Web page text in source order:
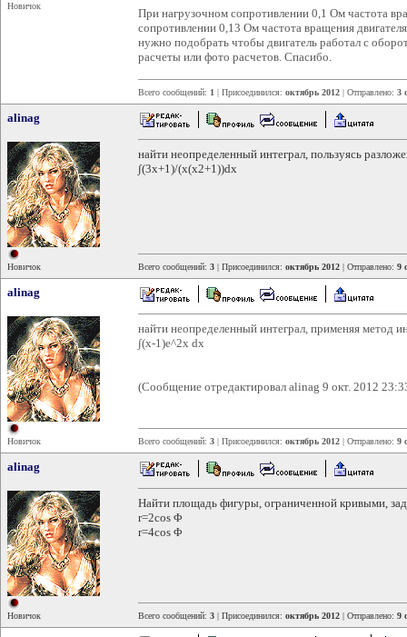
Новичок
При нагрузочном сопротивлении 0,1 Ом частота
сопротивлении 0,13 Ом частота вращения
нужно подобрать чтобы двигатель работал с
расчеты или фото расчетов. Спасибо.
Всего сообщений: 1 | Присоединился: октябрь 2012 | Отправлено: 3
alinag
Новичок
найти неопределенный интеграл, пользуясь
∫(3x+1)/(x(x2+1))dx
Всего сообщений: 3 | Присоединился: октябрь 2012 | Отправлено: 9
alinag
Новичок
найти неопределенный интеграл, применяя метод
∫(x-1)е^2х dx
(Сообщение отредактировал alinag 9 окт. 2012
Всего сообщений: 3 | Присоединился: октябрь 2012 | Отправлено: 9
alinag
Новичок
Найти площадь фигуры, ограниченной кривыми,
r=2cos Φ
r=4cos Φ
Всего сообщений: 3 | Присоединился: октябрь 2012 | Отправлено: 9